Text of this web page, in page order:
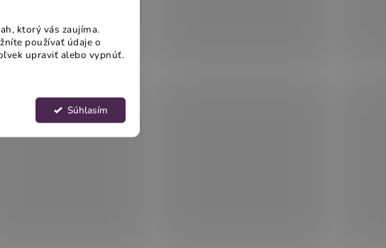
ktorý vás zaujíma.
používať údaje o
upraviť alebo vypnúť.
Súhlasím